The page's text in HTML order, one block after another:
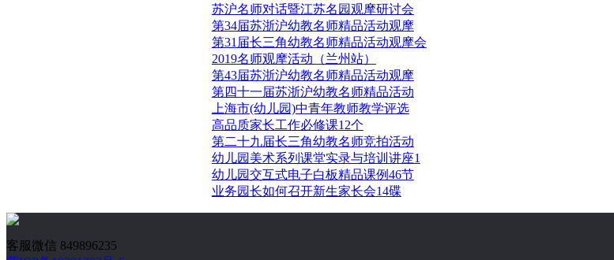
苏沪名师对话暨江苏名园观摩研讨会
第34届苏浙沪幼教名师精品活动观摩
第31届长三角幼教名师精品活动观摩会
2019名师观摩活动（兰州站）
第43届苏浙沪幼教名师精品活动观摩
第四十一届苏浙沪幼教名师精品活动
上海市(幼儿园)中青年教师教学评选
高品质家长工作必修课12个
第二十九届长三角幼教名师竞拍活动
幼儿园美术系列课堂实录与培训讲座1
幼儿园交互式电子白板精品课例46节
业务园长如何召开新生家长会14碟
客服微信 849896235